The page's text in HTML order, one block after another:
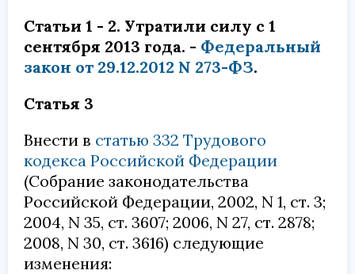
Статьи 1 - 2. Утратили силу с 1
сентября 2013 года. - Федеральный
закон от 29.12.2012 N 273-ФЗ.
Статья 3
Внести в статью 332 Трудового
кодекса Российской Федерации
(Собрание законодательства
Российской Федерации, 2002, N 1, ст. 3;
2004, N 35, ст. 3607; 2006, N 27, ст. 2878;
2008, N 30, ст. 3616) следующие
изменения: